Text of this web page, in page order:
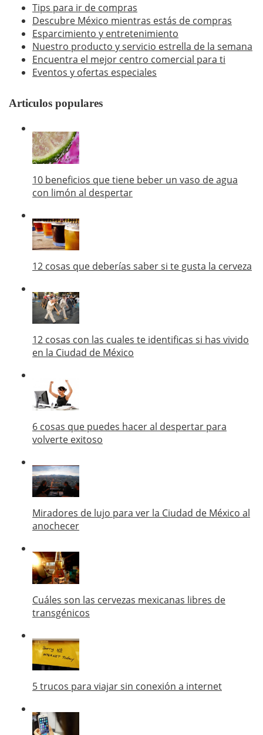
Tips para ir de compras
Descubre México mientras estás de compras
Esparcimiento y entretenimiento
Nuestro producto y servicio estrella de la semana
Encuentra el mejor centro comercial para ti
Eventos y ofertas especiales
Articulos populares
10 beneficios que tiene beber un vaso de agua
con limón al despertar
12 cosas que deberías saber si te gusta la cerveza
12 cosas con las cuales te identificas si has vivido
en la Ciudad de México
6 cosas que puedes hacer al despertar para
volverte exitoso
Miradores de lujo para ver la Ciudad de México al
anochecer
Cuáles son las cervezas mexicanas libres de
transgénicos
5 trucos para viajar sin conexión a internet